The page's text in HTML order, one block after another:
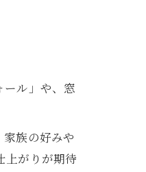
ル」や、窓
族の好みや
上がりが期待